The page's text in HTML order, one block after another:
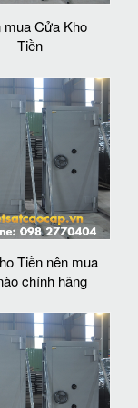
mua Cửa Kho
Tiền
Tiền nên mua
chính hãng